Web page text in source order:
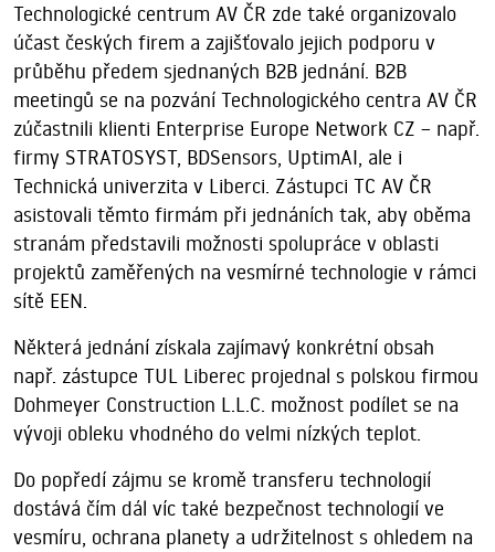
Technologické centrum AV ČR zde také organizovalo
účast českých firem a zajišťovalo jejich podporu v
průběhu předem sjednaných B2B jednání. B2B
meetingů se na pozvání Technologického centra AV ČR
zúčastnili klienti Enterprise Europe Network CZ – např.
firmy STRATOSYST, BDSensors, UptimAI, ale i
Technická univerzita v Liberci. Zástupci TC AV ČR
asistovali těmto firmám při jednáních tak, aby oběma
stranám představili možnosti spolupráce v oblasti
projektů zaměřených na vesmírné technologie v rámci
sítě EEN.
Některá jednání získala zajímavý konkrétní obsah
např. zástupce TUL Liberec projednal s polskou firmou
Dohmeyer Construction L.L.C. možnost podílet se na
vývoji obleku vhodného do velmi nízkých teplot.
Do popředí zájmu se kromě transferu technologií
dostává čím dál víc také bezpečnost technologií ve
vesmíru, ochrana planety a udržitelnost s ohledem na